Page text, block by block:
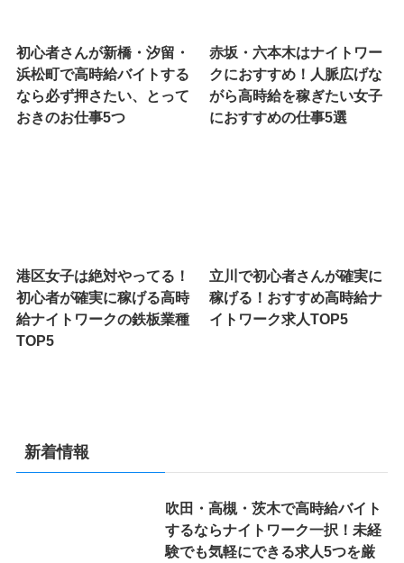
初心者さんが新橋・汐留・
浜松町で高時給バイトする
なら必ず押さたい、とって
おきのお仕事5つ
赤坂・六本木はナイトワー
クにおすすめ！人脈広げな
がら高時給を稼ぎたい女子
におすすめの仕事5選
港区女子は絶対やってる！
初心者が確実に稼げる高時
給ナイトワークの鉄板業種
TOP5
立川で初心者さんが確実に
稼げる！おすすめ高時給ナ
イトワーク求人TOP5
新着情報
吹田・高槻・茨木で高時給バイト
するならナイトワーク一択！未経
験でも気軽にできる求人5つを厳